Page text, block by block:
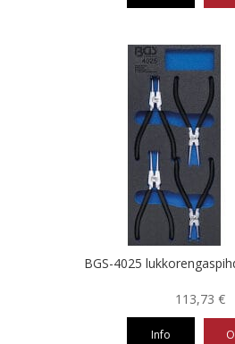
BGS-4025
113,73 €
Info